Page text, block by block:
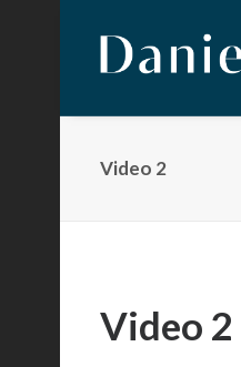
Video 2
Video 2